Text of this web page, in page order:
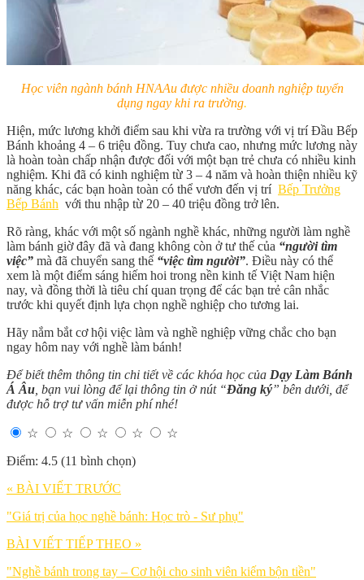
Học viên ngành bánh HNAAu được nhiều doanh nghiệp tuyển
dụng ngay khi ra trường.
Hiện, mức lương khởi điểm sau khi vừa ra trường với vị trí Đầu Bếp
Bánh khoảng 4 – 6 triệu đồng. Tuy chưa cao, nhưng mức lương này
là hoàn toàn chấp nhận được đối với một bạn trẻ chưa có nhiều kinh
nghiệm. Khi đã có kinh nghiệm từ 3 – 4 năm và hoàn thiện nhiều kỹ
năng khác, các bạn hoàn toàn có thể vươn đến vị trí Bếp Trưởng
Bếp Bánh với thu nhập từ 20 – 40 triệu đồng trở lên.
Rõ ràng, khác với một số ngành nghề khác, những người làm nghề
làm bánh giờ đây đã và đang không còn ở tư thế của “người tìm
việc” mà đã chuyển sang thế “việc tìm người”. Điều này có thể
xem là một điểm sáng hiếm hoi trong nền kinh tế Việt Nam hiện
nay, và đồng thời là tiêu chí quan trọng để các bạn trẻ cân nhắc
trước khi quyết định lựa chọn nghề nghiệp cho tương lai.
Hãy nắm bắt cơ hội việc làm và nghề nghiệp vững chắc cho bạn
ngay hôm nay với nghề làm bánh!
Để biết thêm thông tin chi tiết về các khóa học của Dạy Làm Bánh
Á Âu, bạn vui lòng để lại thông tin ở nút “Đăng ký” bên dưới, để
được hỗ trợ tư vấn miễn phí nhé!
☆ ☆ ☆ ☆
☆
Điểm: 4.5 (11 bình chọn)
« BÀI VIẾT TRƯỚC
"Giá trị của học nghề bánh: Học trò - Sư phụ"
BÀI VIẾT TIẾP THEO »
"Nghề bánh trong tay – Cơ hội cho sinh viên kiếm bộn tiền"